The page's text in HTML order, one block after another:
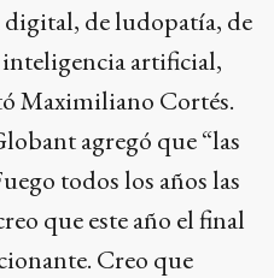
digital, de ludopatía, de
inteligencia artificial,
Maximiliano Cortés.
agregó que “las
todos los años las
que este año el final
Creo que